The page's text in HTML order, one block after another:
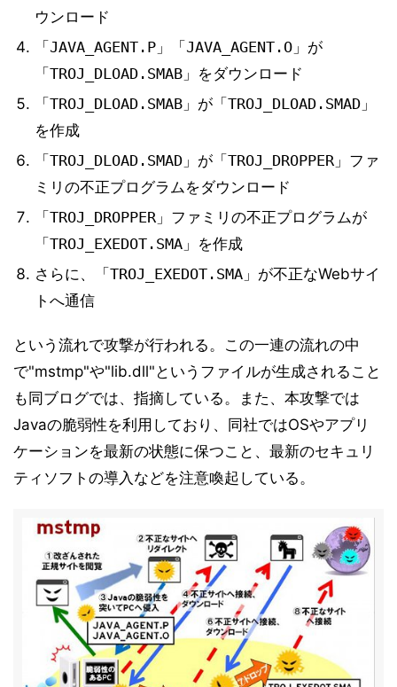
ウンロード
「JAVA_AGENT.P」「JAVA_AGENT.O」が
「TROJ_DLOAD.SMAB」 をダウンロード
「TROJ_DLOAD.SMAB」が「TROJ_DLOAD.SMAD」
を作成
「TROJ_DLOAD.SMAD」が「TROJ_DROPPER」 ファ
ミリの不正プログラムをダウンロード
「TROJ_DROPPER」ファミリの不正プログラムが
「TROJ_EXEDOT.SMA」 を作成
さらに、
「TROJ_EXEDOT.SMA」 が不正なWebサイ
トへ通信
という流れで攻撃が行われる。この一連の流れの中
で"mstmp"や"lib.dll"というファイルが生成されること
も同ブログでは、指摘している。また、本攻撃では
Javaの脆弱性を利用しており、同社ではOSやアプリ
ケーションを最新の状態に保つこと、最新のセキュリ
ティソフトの導入などを注意喚起している。